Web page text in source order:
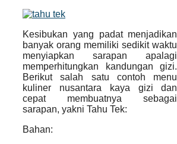
Kesibukan yang padat menjadikan
banyak orang memiliki sedikit waktu
menyiapkan sarapan apalagi
memperhitungkan kandungan gizi.
Berikut salah satu contoh menu
kuliner nusantara kaya gizi dan
cepat membuatnya sebagai
sarapan, yakni Tahu Tek:
Bahan: